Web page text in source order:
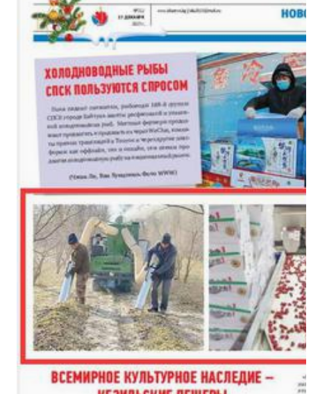
【与你为邻】海比夫：用六
中国新疆国际民族舞蹈节落
新疆奇台县江布拉克景区万